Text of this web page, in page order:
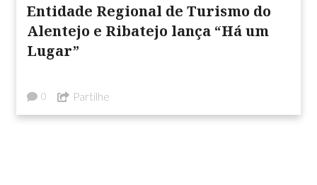
Entidade Regional de Turismo do
Alentejo e Ribatejo lança “Há um
Lugar”
0 Partilhe